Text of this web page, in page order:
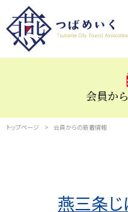
会員か
トップページ 会員からの新着情報
燕三条じ